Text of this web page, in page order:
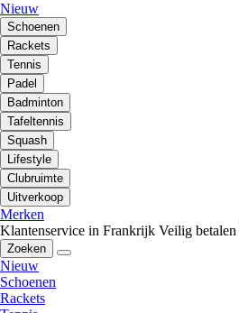
Nieuw
Schoenen
Rackets
Tennis
Padel
Badminton
Tafeltennis
Squash
Lifestyle
Clubruimte
Uitverkoop
Merken
Klantenservice in Frankrijk Veilig betalen
Zoeken
Nieuw
Schoenen
Rackets